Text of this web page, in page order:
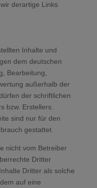
derartige Links
Inhalte und
dem deutschen
Bearbeitung,
außerhalb der
der schriftlichen
bzw. Erstellers.
sind nur für den
gestattet.
nicht vom Betreiber
Dritter
Dritter als solche
auf eine